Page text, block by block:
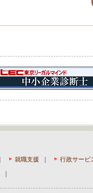
就職支援
行政サービ